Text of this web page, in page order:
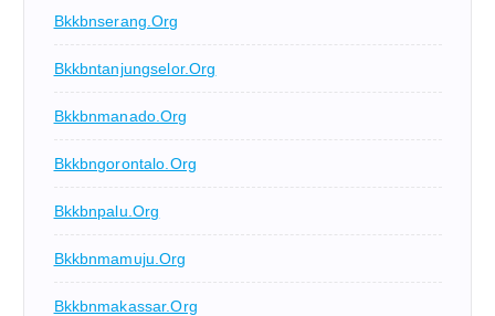
Bkkbnserang.org
Bkkbntanjungselor.org
Bkkbnmanado.org
Bkkbngorontalo.org
Bkkbnpalu.org
Bkkbnmamuju.org
Bkkbnmakassar.org